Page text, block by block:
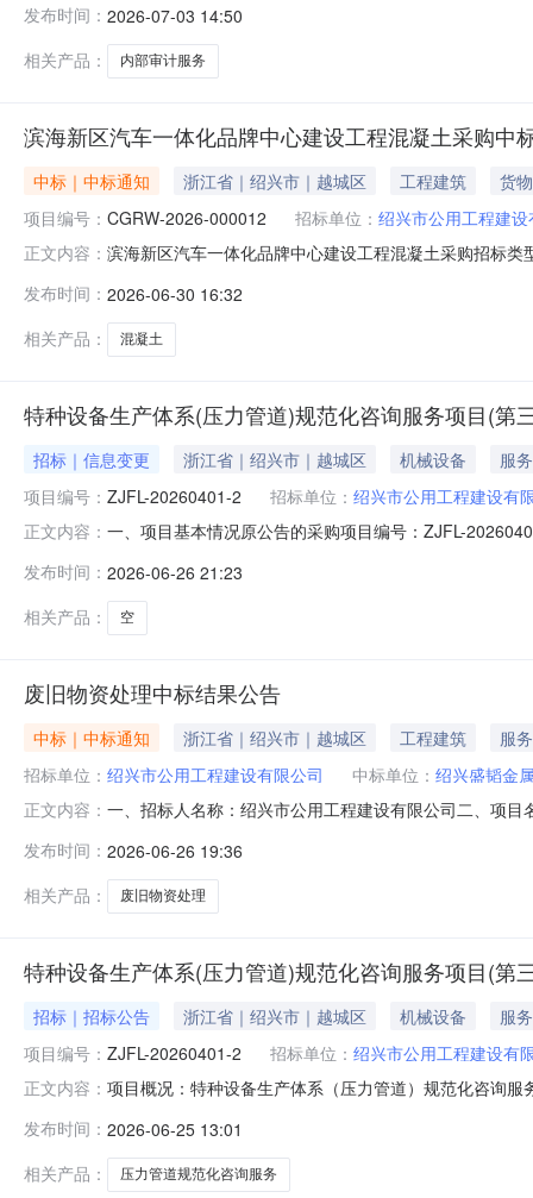
项名称中标候选人中标价1绍兴市公用工程建设有限公司
认
发布时间： 2026-07-03 14:50
相关产品：
内部审计服务
滨海新区汽车一体化品牌中心建设工程混凝土采购中
中标｜中标通知 浙江省｜绍兴市｜越城区 工程建筑
货物
项目编号： CGRW-2026-000012 招标单位： 绍兴市公用工程建
正文内容： 滨海新区汽车一体化品牌中心建设工程混凝土采购招标
公示内容：第一中标候选人:绍兴市华冠新型建材有限公
第一中标候选人周
发布时间： 2026-06-30 16:32
相关产品：
混凝土
特种设备生产体系(压力管道)规范化咨询服务项目(第
招标｜信息变更 浙江省｜绍兴市｜越城区 机械设备
服务
项目编号： ZJFL-20260401-2 招标单位： 绍兴市公用工程建设有
正文内容： 一、项目基本情况原公告的采购项目编号：ZJFL-
页：“监督单位：绍兴市公用工程建设有限公司党群工作
问、质疑、投诉
发布时间： 2026-06-26 21:23
相关产品：
空
废旧物资处理中标结果公告
中标｜中标通知 浙江省｜绍兴市｜越城区 工程建筑
服务
招标单位： 绍兴市公用工程建设有限公司 中标单位： 绍兴盛韬金
正文内容： 一、招标人名称：绍兴市公用工程建设有限公司二、项
发布时间： 2026-06-26 19:36
相关产品：
废旧物资处理
特种设备生产体系(压力管道)规范化咨询服务项目(第
招标｜招标公告 浙江省｜绍兴市｜越城区 机械设备
服务
项目编号： ZJFL-20260401-2 招标单位： 绍兴市公用工程建设有
正文内容： 项目概况：特种设备生产体系（压力管道）规范化咨询
项目（第三次）预算金额（元）：160000.00最高限价
发布时间： 2026-06-25 13:01
相关产品：
压力管道规范化咨询服务